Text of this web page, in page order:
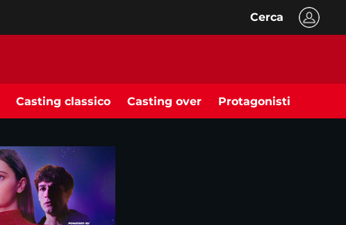
Cerca
Casting classico Casting over Protagonisti